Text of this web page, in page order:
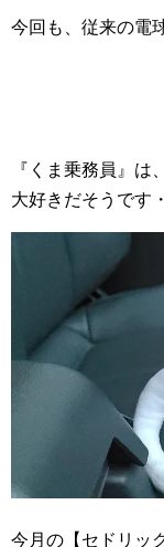
今回も、従来の電
『くま乗務員』は
大好きだそうです
今月の【セドリッ